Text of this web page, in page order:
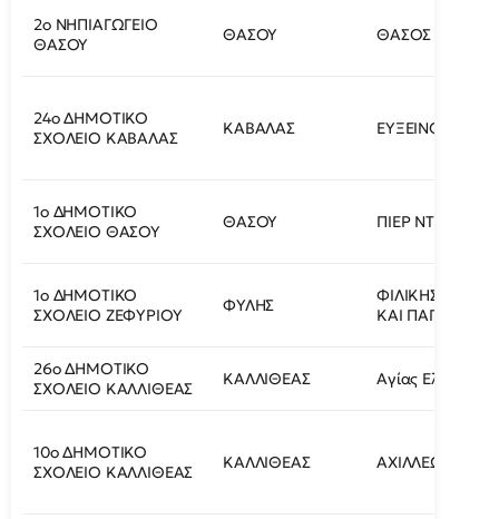
2ο ΝΗΠΙΑΓΩΓΕΙΟ
ΘΑΣΟΥ
ΘΑΣΟΥ ΘΑΣΟΣ
24ο ΔΗΜΟΤΙΚΟ
ΣΧΟΛΕΙΟ ΚΑΒΑΛΑΣ
ΚΑΒΑΛΑΣ ΕΥΞΕΙΝΟΥ
1ο ΔΗΜΟΤΙΚΟ
ΣΧΟΛΕΙΟ ΘΑΣΟΥ
ΘΑΣΟΥ ΠΙΕΡ ΝΤΕ
1ο ΔΗΜΟΤΙΚΟ
ΣΧΟΛΕΙΟ ΖΕΦΥΡΙΟΥ
ΦΥΛΗΣ
ΦΙΛΙΚΗΣ
ΚΑΙ
26ο ΔΗΜΟΤΙΚΟ
ΣΧΟΛΕΙΟ ΚΑΛΛΙΘΕΑΣ
ΚΑΛΛΙΘΕΑΣ Αγίας Ελεούσας
10ο ΔΗΜΟΤΙΚΟ
ΣΧΟΛΕΙΟ ΚΑΛΛΙΘΕΑΣ
ΚΑΛΛΙΘΕΑΣ ΑΧΙΛΛΕΩΣ 23